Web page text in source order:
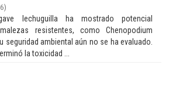
)
lechuguilla ha mostrado potencial
resistentes, como Chenopodium
seguridad ambiental aún no se ha evaluado.
la toxicidad ...